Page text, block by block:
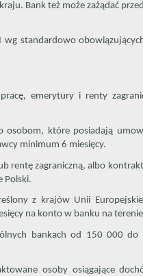
Bank też może zażądać
wg standardowo
emerytury i renty
które posiadają
minimum 6 miesięcy.
rentę zagraniczną, albo
Polski.
z krajów Unii
na konto w banku na terenie
bankach od 150 000
osoby osiągające